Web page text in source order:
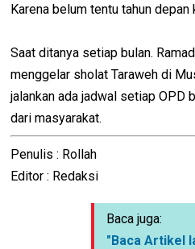
Karena belum tentu tahun depan
Saat ditanya setiap bulan.
menggelar sholat Taraweh di
jalankan ada jadwal setiap OPD
dari masyarakat.
Penulis : Rollah
Editor : Redaksi
Baca juga:
"Baca Artikel